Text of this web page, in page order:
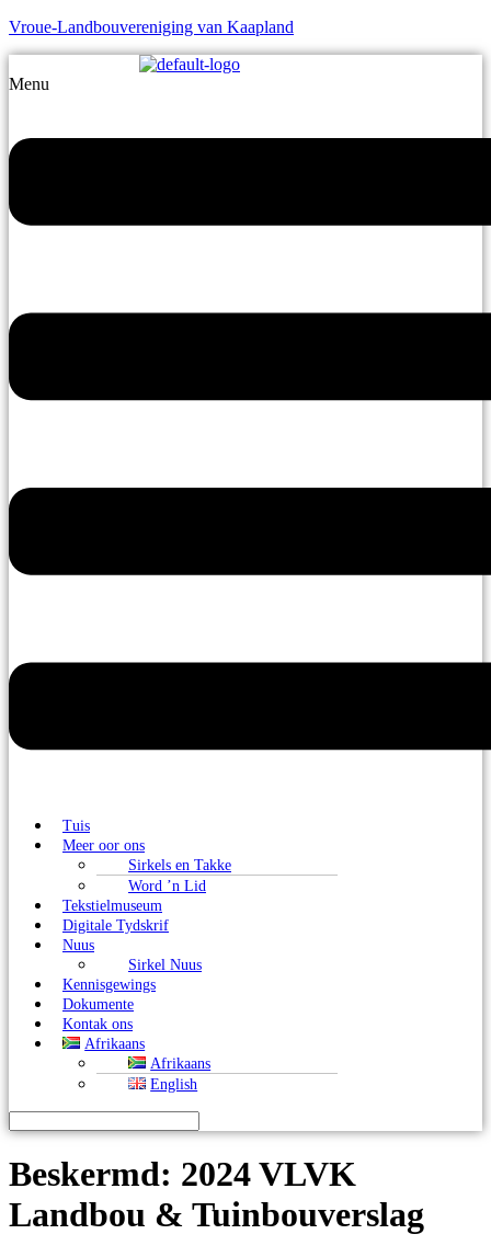
Vroue-Landbouvereniging van Kaapland
Menu
Tuis
Meer oor ons
Sirkels en Takke
Word ’n Lid
Tekstielmuseum
Digitale Tydskrif
Nuus
Sirkel Nuus
Kennisgewings
Dokumente
Kontak ons
Afrikaans
Afrikaans
English
Beskermd: 2024 VLVK
Landbou & Tuinbouverslag